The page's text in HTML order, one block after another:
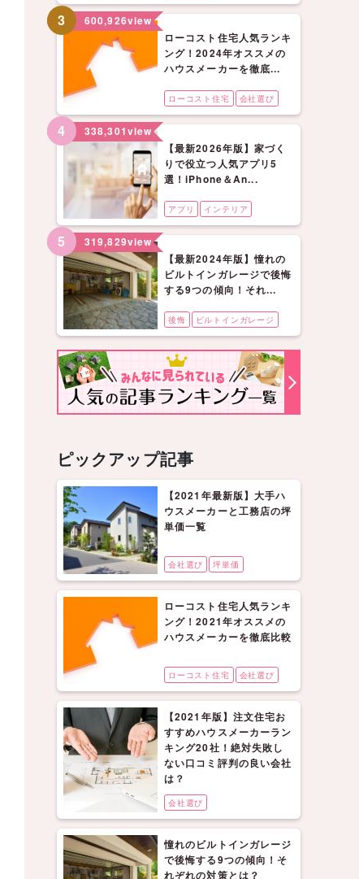
3 600,926view
ローコスト住宅人気ランキ
ング！2024年オススメの
ハウスメーカーを徹底...
ローコスト住宅 会社選び
4 338,301view
【最新2026年版】家づく
りで役立つ人気アプリ5
選！iPhone＆An...
アプリ インテリア
5 319,829view
【最新2024年版】憧れの
ビルトインガレージで後悔
する9つの傾向！それ...
後悔 ビルトインガレージ
ピックアップ記事
【2021年最新版】大手ハ
ウスメーカーと工務店の坪
単価一覧
会社選び 坪単価
ローコスト住宅人気ランキ
ング！2021年オススメの
ハウスメーカーを徹底比較
ローコスト住宅 会社選び
【2021年版】注文住宅お
すすめハウスメーカーラン
キング20社！絶対失敗し
ない口コミ評判の良い会社
は？
会社選び
憧れのビルトインガレージ
で後悔する9つの傾向！そ
れぞれの対策とは？